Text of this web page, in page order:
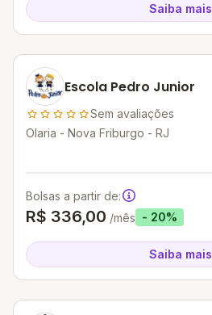
Saiba mais
Escola Pedro Junior
Sem avaliações
Olaria - Nova Friburgo - RJ
Bolsas a partir de:
R$ 336,00 /mês - 20%
Saiba mais